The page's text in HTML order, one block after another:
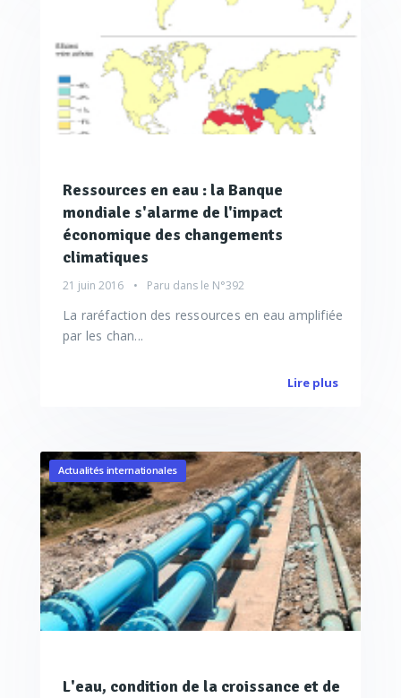
Ressources en eau : la Banque
mondiale s'alarme de l'impact
économique des changements
climatiques
21 juin 2016 Paru dans le N°392
La raréfaction des ressources en eau amplifiée
par les chan...
Lire plus
Actualités internationales
L'eau, condition de la croissance et de